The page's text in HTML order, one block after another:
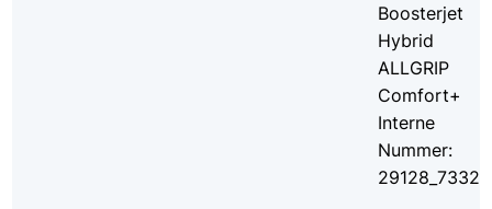
Boosterjet
Hybrid
ALLGRIP
Comfort+
Interne
Nummer:
29128_7332